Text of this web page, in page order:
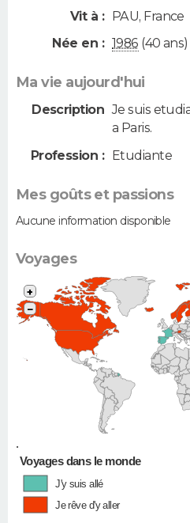
Vit à : PAU, France
Née en : 1986 (40 ans)
Ma vie aujourd'hui
Description Je suis
a Paris.
Profession : Etudiante
Mes goûts et passions
Aucune information disponible
Voyages
•
+
−
Voyages dans le monde
J'y suis allé
Je rêve d'y aller